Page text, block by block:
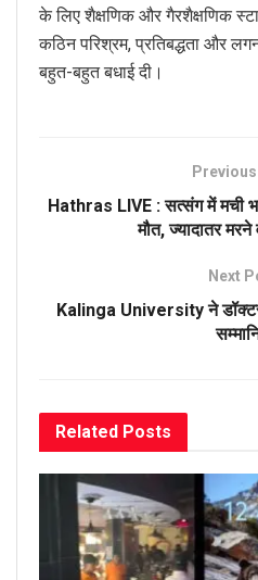
के लिए शैक्षणिक और गैरशैक्षणिक
कठिन परिश्रम, प्रतिबद्धता और
बहुत-बहुत बधाई दी।
Hathras LIVE : सत्संग में मची
मौत, ज्यादातर मरने
Next
Kalinga University ने डॉक्‍टर
Related Posts